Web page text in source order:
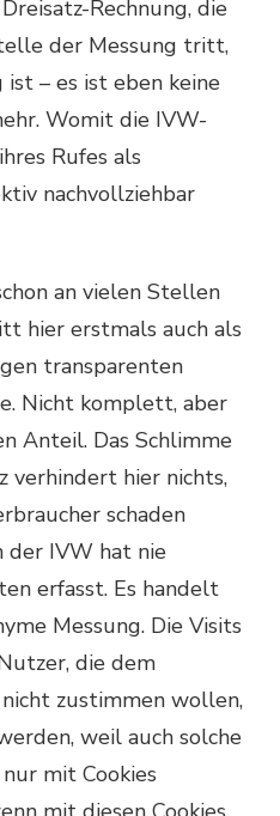
Rechnung, die
der Messung tritt,
– es ist eben keine
Womit die IVW-
Rufes als
nachvollziehbar
an vielen Stellen
hier erstmals auch als
transparenten
Nicht komplett, aber
Anteil. Das Schlimme
verhindert hier nichts,
schaden
der IVW hat nie
erfasst. Es handelt
Messung. Die Visits
die dem
zustimmen wollen,
weil auch solche
mit Cookies